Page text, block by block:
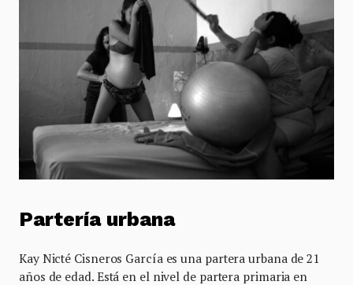
Partería urbana
Kay Nicté Cisneros García es una partera urbana de 21
años de edad. Está en el nivel de partera primaria en